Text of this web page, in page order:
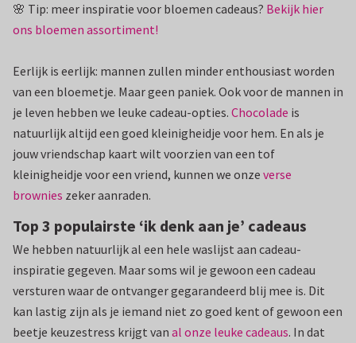
🌸 Tip: meer inspiratie voor bloemen cadeaus? Bekijk hier
ons bloemen assortiment!
Eerlijk is eerlijk: mannen zullen minder enthousiast worden
van een bloemetje. Maar geen paniek. Ook voor de mannen in
je leven hebben we leuke cadeau-opties. Chocolade is
natuurlijk altijd een goed kleinigheidje voor hem. En als je
jouw vriendschap kaart wilt voorzien van een tof
kleinigheidje voor een vriend, kunnen we onze verse
brownies zeker aanraden.
Top 3 populairste ‘ik denk aan je’ cadeaus
We hebben natuurlijk al een hele waslijst aan cadeau-
inspiratie gegeven. Maar soms wil je gewoon een cadeau
versturen waar de ontvanger gegarandeerd blij mee is. Dit
kan lastig zijn als je iemand niet zo goed kent of gewoon een
beetje keuzestress krijgt van al onze leuke cadeaus. In dat